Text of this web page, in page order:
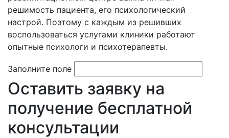
решимость пациента, его психологический
настрой. Поэтому с каждым из решивших
воспользоваться услугами клиники работают
опытные психологи и психотерапевты.
Заполните поле
Оставить заявку на
получение бесплатной
консультации